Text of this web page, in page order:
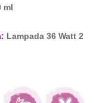
ml
Lampada 36 Watt 2